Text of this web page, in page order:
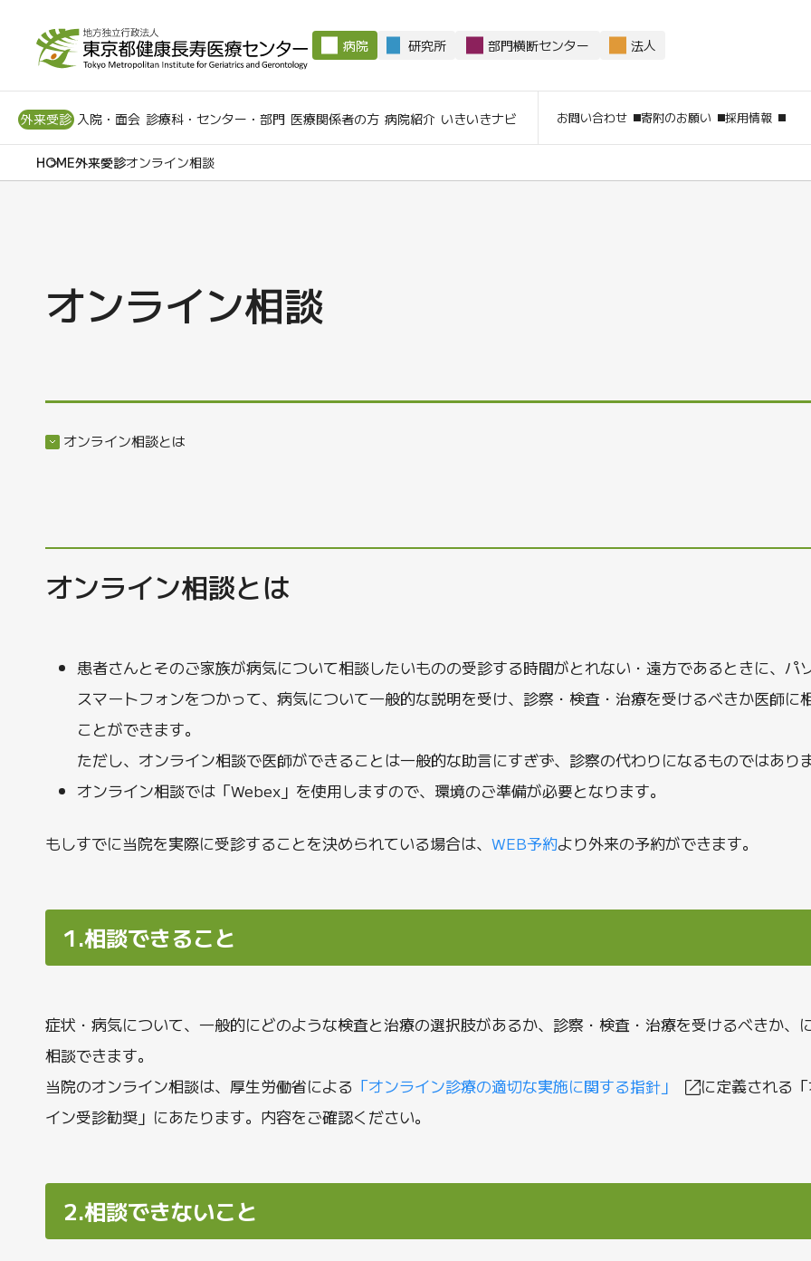
病院 研究所 部門横断センター 法人
外来受診 入院・面会 診療科・センター・部門 医療関係者の方 病院紹介 いきいきナビ お問い合わせ 寄附のお願い 採用情報
外来受診オンライン相談
オンライン相談
オンライン相談とは
オンライン相談とは
患者さんとそのご家族が病気について相談したいものの受診する時間がとれない・遠方であるときに、パ
スマートフォンをつかって、病気について一般的な説明を受け、診察・検査・治療を受けるべきか医師に
ことができます。
ただし、オンライン相談で医師ができることは一般的な助言にすぎず、診察の代わりになるものではありま
オンライン相談では「Webex」を使用しますので、環境のご準備が必要となります。
もしすでに当院を実際に受診することを決められている場合は、 WEB予約より外来の予約ができます。
1.相談できること
症状・病気について、一般的にどのような検査と治療の選択肢があるか、診察・検査・治療を受けるべきか、
相談できます。
当院のオンライン相談は、厚生労働省による 「オンライン診療の適切な実施に関する指針」
に定義される
イン受診勧奨」にあたります。内容をご確認ください。
2.相談できないこと